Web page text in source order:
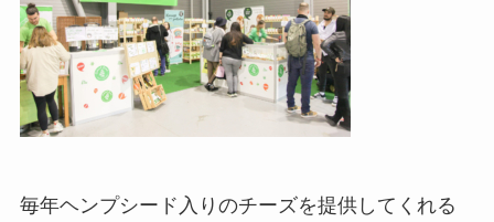
毎年ヘンプシード入りのチーズを提供してくれる